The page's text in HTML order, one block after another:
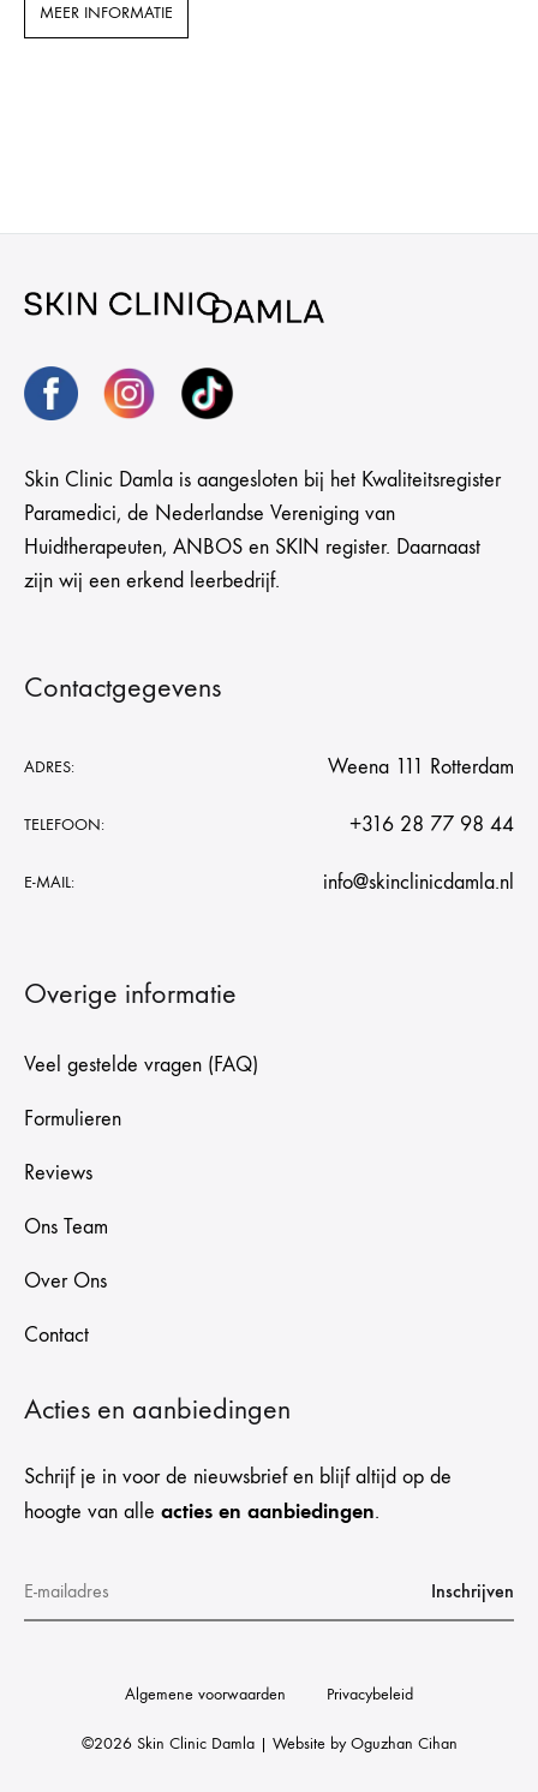
MEER INFORMATIE
Skin Clinic Damla is aangesloten bij het Kwaliteitsregister
Paramedici, de Nederlandse Vereniging van
Huidtherapeuten, ANBOS en SKIN register. Daarnaast
zijn wij een erkend leerbedrijf.
Contactgegevens
ADRES: Weena 111 Rotterdam
TELEFOON: +316 28 77 98 44
E-MAIL: info@skinclinicdamla.nl
Overige informatie
Veel gestelde vragen (FAQ)
Formulieren
Reviews
Ons Team
Over Ons
Contact
Acties en aanbiedingen
Schrijf je in voor de nieuwsbrief en blijf altijd op de
hoogte van alle acties en aanbiedingen.
©2026 Skin Clinic Damla | Website byOguzhan Cihan
Algemene voorwaarden Privacybeleid